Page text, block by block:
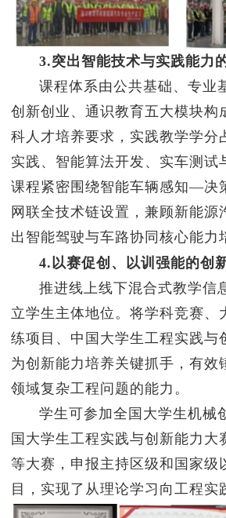
3.突出智能技术与实践能力
课程体系由公共基础、专业
创新创业、通识教育五大模块构
科人才培养要求，实践教学学分
实践、智能算法开发、实车测试
课程紧密围绕智能车辆感知—
网联全技术链设置，兼顾新能源
出智能驾驶与车路协同核心能力
4.以赛促创、以训强能的创
推进线上线下混合式教学信
立学生主体地位。将学科竞赛、
练项目、中国大学生工程实践与
为创新能力培养关键抓手，有效
领域复杂工程问题的能力。
学生可参加全国大学生机械
国大学生工程实践与创新能力大
等大赛，申报主持区级和国家级
目，实现了从理论学习向工程实